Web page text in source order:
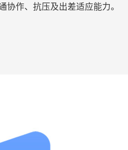
协作、抗压及出差适应能力。